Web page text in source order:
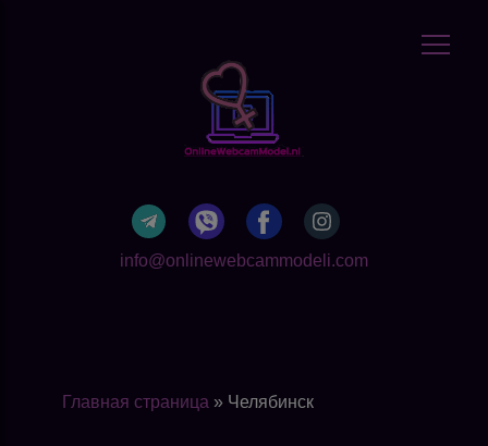
info@onlinewebcammodeli.com
Главная страница » Челябинск